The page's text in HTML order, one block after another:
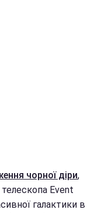
чорної діри,
Event
галактики в